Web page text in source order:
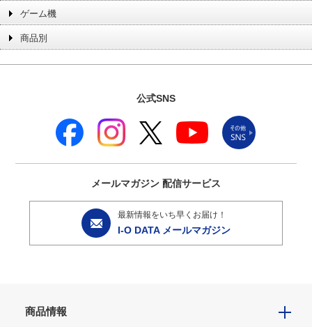
ゲーム機
商品別
公式SNS
メールマガジン 配信サービス
最新情報をいち早くお届け！
I-O DATA メールマガジン
商品情報